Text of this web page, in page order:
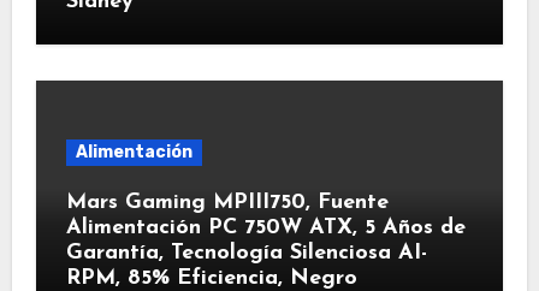
Alimentación
Mars Gaming MPIII750, Fuente
Alimentación PC 750W ATX, 5 Años de
Garantía, Tecnología Silenciosa AI-
RPM, 85% Eficiencia, Negro